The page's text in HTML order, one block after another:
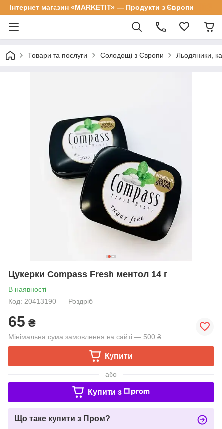
Інтернет магазин «MARKETIT» — Продукти з Європи
Товари та послуги Солодощі з Європи Льодяники,
Цукерки Compass Fresh ментол 14 г
В наявності
Код: 20413190
Роздріб
65 ₴
Мінімальна сума замовлення на сайті — 500 ₴
Купити
або
Купити з
Що таке купити з Пром?